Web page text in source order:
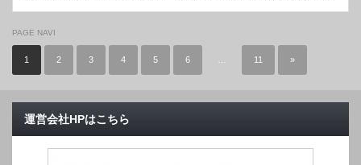
PAGE NAVI
1 2 3 4 5 6 11 »
運営会社HPはこちら